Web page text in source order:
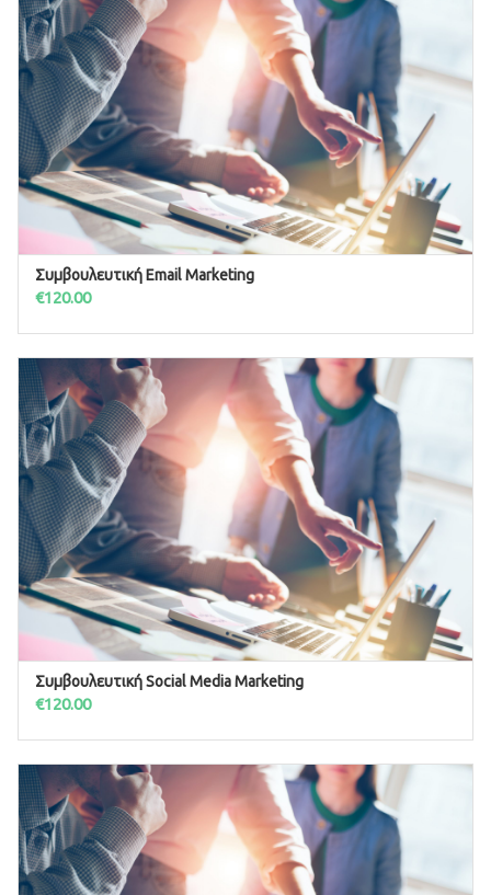
ΠΡΟΣΘΉΚΗ ΣΤΟ ΚΑΛΆΘΙ
Συμβουλευτική Email Marketing
€120.00
ΠΡΟΣΘΉΚΗ ΣΤΟ ΚΑΛΆΘΙ
Συμβουλευτική Social Media Marketing
€120.00